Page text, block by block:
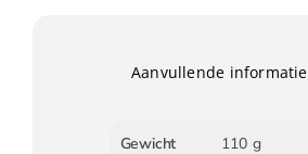
Aanvullende informatie
Gewicht 110 g